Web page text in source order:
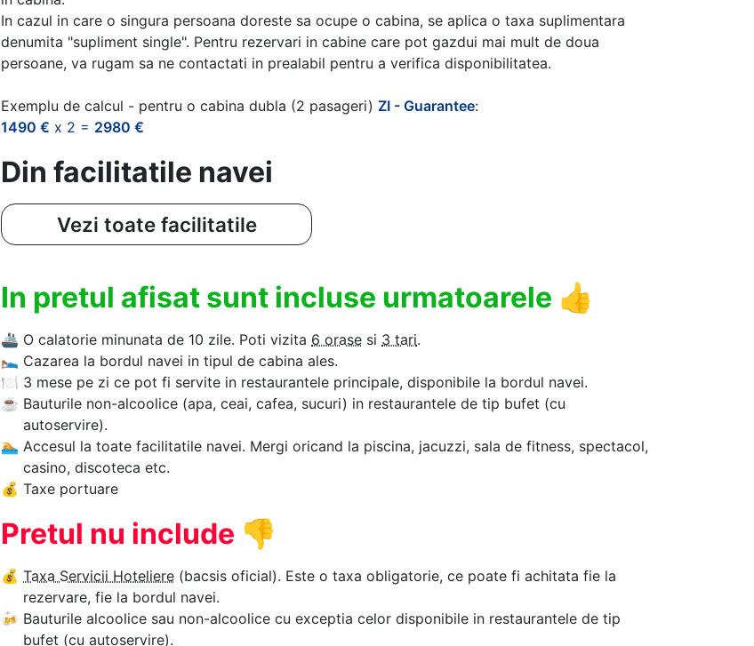
In cazul in care o singura persoana doreste sa ocupe o cabina, se aplica o taxa suplimentara
denumita "supliment single". Pentru rezervari in cabine care pot gazdui mai mult de doua
persoane, va rugam sa ne contactati in prealabil pentru a verifica disponibilitatea.
Exemplu de calcul - pentru o cabina dubla (2 pasageri) ZI - Guarantee:
1490 € x 2 = 2980 €
Din facilitatile navei
Vezi toate facilitatile
In pretul afisat sunt incluse urmatoarele 👍
🚢 O calatorie minunata de 10 zile. Poti vizita 6 orase si 3 tari.
🛌 Cazarea la bordul navei in tipul de cabina ales.
🍽 3 mese pe zi ce pot fi servite in restaurantele principale, disponibile la bordul navei.
☕ Bauturile non-alcoolice (apa, ceai, cafea, sucuri) in restaurantele de tip bufet (cu
autoservire).
🏊‍ Accesul la toate facilitatile navei. Mergi oricand la piscina, jacuzzi, sala de fitness, spectacol,
casino, discoteca etc.
💰 Taxe portuare
Pretul nu include 👎
💰 Taxa Servicii Hoteliere (bacsis oficial). Este o taxa obligatorie, ce poate fi achitata fie la
rezervare, fie la bordul navei.
🍻 Bauturile alcoolice sau non-alcoolice cu exceptia celor disponibile in restaurantele de tip
bufet (cu autoservire).